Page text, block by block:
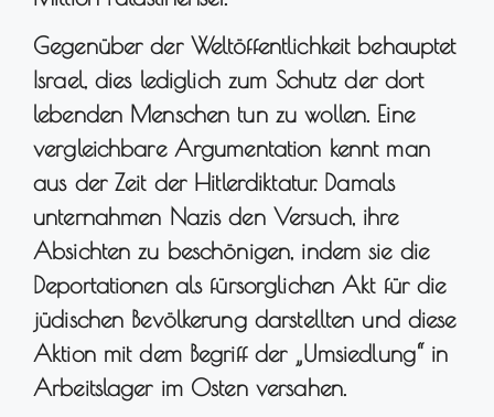
Gegenüber der Weltöffentlichkeit behauptet
Israel, dies lediglich zum Schutz der dort
lebenden Menschen tun zu wollen. Eine
vergleichbare Argumentation kennt man
aus der Zeit der Hitlerdiktatur. Damals
unternahmen Nazis den Versuch, ihre
Absichten zu beschönigen, indem sie die
Deportationen als fürsorglichen Akt für die
jüdischen Bevölkerung darstellten und diese
Aktion mit dem Begriff der „Umsiedlung“ in
Arbeitslager im Osten versahen.